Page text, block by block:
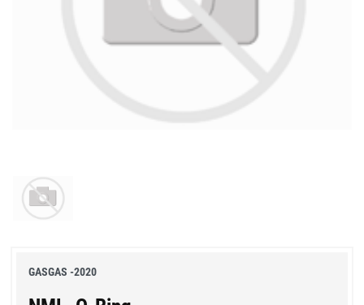
GASGAS -2020